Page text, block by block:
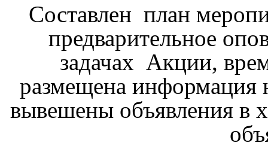
Составлен план
предварительное
задачах Акции,
размещена
вывешены объявления в